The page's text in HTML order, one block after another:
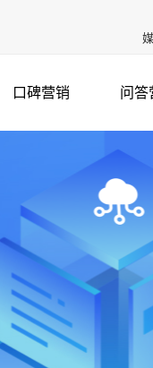
口碑营销 问答